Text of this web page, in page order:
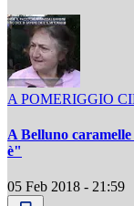
A POMERIGGIO
A Belluno
è"
05 Feb 2018 - 21:59